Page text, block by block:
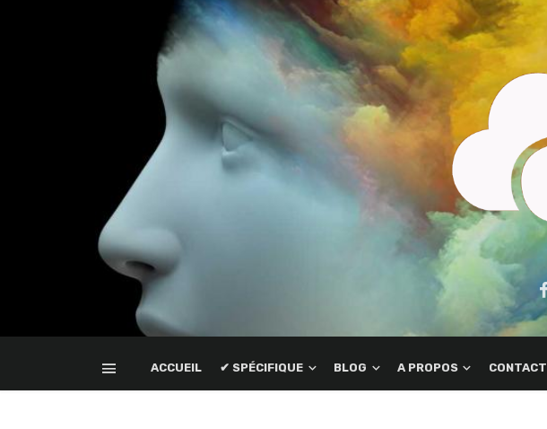
ACCUEIL ✔ SPÉCIFIQUE BLOG A PROPOS CONTACT